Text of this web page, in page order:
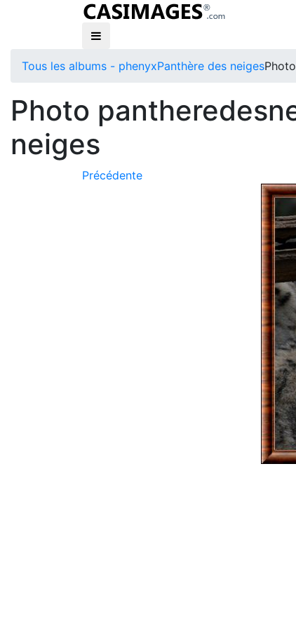
Tous les albums - phenyxPanthère des neiges
Photo
neiges
Précédente